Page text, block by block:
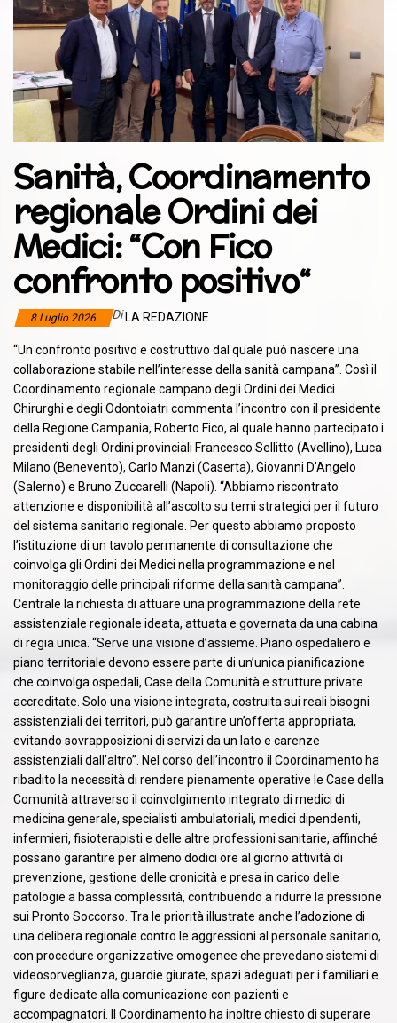
Sanità, Coordinamento
regionale Ordini dei
Medici: “Con Fico
confronto positivo“
8 Luglio 2026 Di LA REDAZIONE
“Un confronto positivo e costruttivo dal quale può nascere una
collaborazione stabile nell’interesse della sanità campana”. Così il
Coordinamento regionale campano degli Ordini dei Medici
Chirurghi e degli Odontoiatri commenta l’incontro con il presidente
della Regione Campania, Roberto Fico, al quale hanno partecipato i
presidenti degli Ordini provinciali Francesco Sellitto (Avellino), Luca
Milano (Benevento), Carlo Manzi (Caserta), Giovanni D’Angelo
(Salerno) e Bruno Zuccarelli (Napoli). “Abbiamo riscontrato
attenzione e disponibilità all’ascolto su temi strategici per il futuro
del sistema sanitario regionale. Per questo abbiamo proposto
l’istituzione di un tavolo permanente di consultazione che
coinvolga gli Ordini dei Medici nella programmazione e nel
monitoraggio delle principali riforme della sanità campana”.
Centrale la richiesta di attuare una programmazione della rete
assistenziale regionale ideata, attuata e governata da una cabina
di regia unica. “Serve una visione d’assieme. Piano ospedaliero e
piano territoriale devono essere parte di un’unica pianificazione
che coinvolga ospedali, Case della Comunità e strutture private
accreditate. Solo una visione integrata, costruita sui reali bisogni
assistenziali dei territori, può garantire un’offerta appropriata,
evitando sovrapposizioni di servizi da un lato e carenze
assistenziali dall’altro”. Nel corso dell’incontro il Coordinamento ha
ribadito la necessità di rendere pienamente operative le Case della
Comunità attraverso il coinvolgimento integrato di medici di
medicina generale, specialisti ambulatoriali, medici dipendenti,
infermieri, fisioterapisti e delle altre professioni sanitarie, affinché
possano garantire per almeno dodici ore al giorno attività di
prevenzione, gestione delle cronicità e presa in carico delle
patologie a bassa complessità, contribuendo a ridurre la pressione
sui Pronto Soccorso. Tra le priorità illustrate anche l’adozione di
una delibera regionale contro le aggressioni al personale sanitario,
con procedure organizzative omogenee che prevedano sistemi di
videosorveglianza, guardie giurate, spazi adeguati per i familiari e
figure dedicate alla comunicazione con pazienti e
accompagnatori. Il Coordinamento ha inoltre chiesto di superare